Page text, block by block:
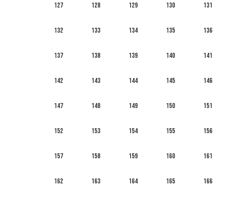
127 128 129 130 131
132 133 134 135 136
137 138 139 140 141
142 143 144 145 146
147 148 149 150 151
152 153 154 155 156
157 158 159 160 161
162 163 164 165 166